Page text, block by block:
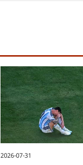
2026-07-31